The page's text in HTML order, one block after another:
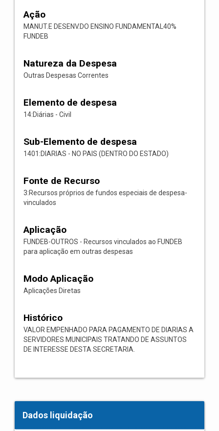
Ação
MANUT.E DESENV.DO ENSINO FUNDAMENTAL40%
FUNDEB
Natureza da Despesa
Outras Despesas Correntes
Elemento de despesa
14:Diárias - Civil
Sub-Elemento de despesa
1401:DIARIAS - NO PAIS (DENTRO DO ESTADO)
Fonte de Recurso
3:Recursos próprios de fundos especiais de despesa-
vinculados
Aplicação
FUNDEB-OUTROS - Recursos vinculados ao FUNDEB
para aplicação em outras despesas
Modo Aplicação
Aplicações Diretas
Histórico
VALOR EMPENHADO PARA PAGAMENTO DE DIARIAS A
SERVIDORES MUNICIPAIS TRATANDO DE ASSUNTOS
DE INTERESSE DESTA SECRETARIA.
Dados liquidação